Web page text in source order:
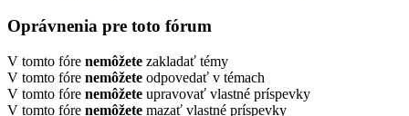
Oprávnenia pre toto fórum
V tomto fóre nemôžete zakladať témy
V tomto fóre nemôžete odpovedať v témach
V tomto fóre nemôžete upravovať vlastné príspevky
V tomto fóre nemôžete mazať vlastné príspevky